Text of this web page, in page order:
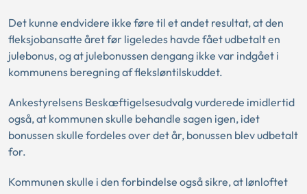
Det kunne endvidere ikke føre til et andet resultat, at den
fleksjobansatte året før ligeledes havde fået udbetalt en
julebonus, og at julebonussen dengang ikke var indgået i
kommunens beregning af fleksløntilskuddet.
Ankestyrelsens Beskæftigelsesudvalg vurderede imidlertid
også, at kommunen skulle behandle sagen igen, idet
bonussen skulle fordeles over det år, bonussen blev udbetalt
for.
Kommunen skulle i den forbindelse også sikre, at lønloftet